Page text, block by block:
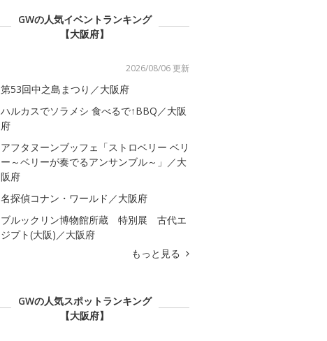
GWの人気イベントランキング
【大阪府】
2026/08/06 更新
第53回中之島まつり／大阪府
ハルカスでソラメシ 食べるで↑BBQ／大阪
府
アフタヌーンブッフェ「ストロベリー ベリ
ー～ベリーが奏でるアンサンブル～」／大
阪府
名探偵コナン・ワールド／大阪府
ブルックリン博物館所蔵 特別展 古代エ
ジプト(大阪)／大阪府
もっと見る
GWの人気スポットランキング
【大阪府】